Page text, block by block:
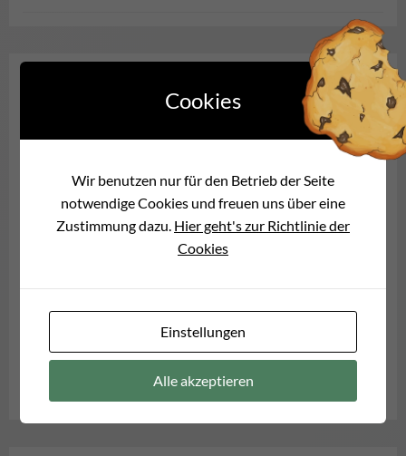
ENERGIEGEMEINSCHAFT
OFFIZIELLES
Energiegemeinschaft / Oktober 13, 2024/
comment(s)
Die Energiegemeinschaft gibt bekannt, dass geplant ist,
Cookies
Wir benutzen nur für den Betrieb der Seite
notwendige Cookies und freuen uns über eine
Zustimmung dazu. Hier geht's zur Richtlinie der
Cookies
Einstellungen
Alle akzeptieren